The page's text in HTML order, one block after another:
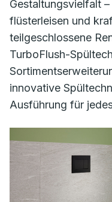
Gestaltungsvielfalt
flüsterleisen und
teilgeschlossene
TurboFlush-
innovative
Ausführung für